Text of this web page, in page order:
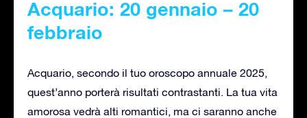
Acquario: 20 gennaio – 20
febbraio
Acquario, secondo il tuo oroscopo annuale 2025,
quest’anno porterà risultati contrastanti. La tua vita
amorosa vedrà alti romantici, ma ci saranno anche